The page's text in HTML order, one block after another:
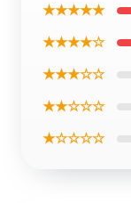
★★★★★
★★★★☆
★★★☆☆
★★☆☆☆
★☆☆☆☆